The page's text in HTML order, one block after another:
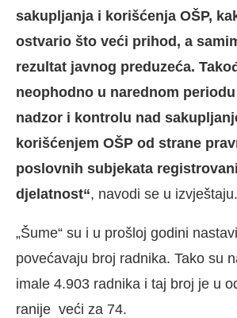
sakupljanja i korišćenja OŠP,
ostvario što veći prihod, a
rezultat javnog preduzeća.
neophodno u narednom
nadzor i kontrolu nad
korišćenjem OŠP od strane
poslovnih subjekata
djelatnost“, navodi se u izvještaju.
„Šume“ su i u prošloj godini
povećavaju broj radnika. Tako su
imale 4.903 radnika i taj broj je u
ranije veći za 74.